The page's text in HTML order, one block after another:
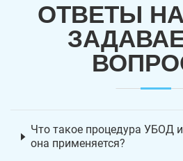
ОТВЕТЫ
Что такое процедура УБОД
она применяется?